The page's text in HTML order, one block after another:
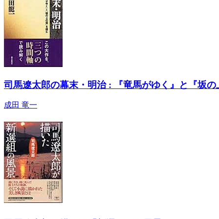
司馬遼太郎の幕末・明治 : 『竜馬がゆく』と『坂
成田 竜一